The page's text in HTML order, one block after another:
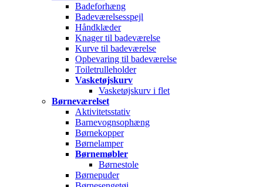
Badeforhæng
Badeværelsesspejl
Håndklæder
Knager til badeværelse
Kurve til badeværelse
Opbevaring til badeværelse
Toiletrulleholder
Vasketøjskurv
Vasketøjskurv i flet
Børneværelset
Aktivitetsstativ
Barnevognsophæng
Børnekopper
Børnelamper
Børnemøbler
Børnestole
Børnepuder